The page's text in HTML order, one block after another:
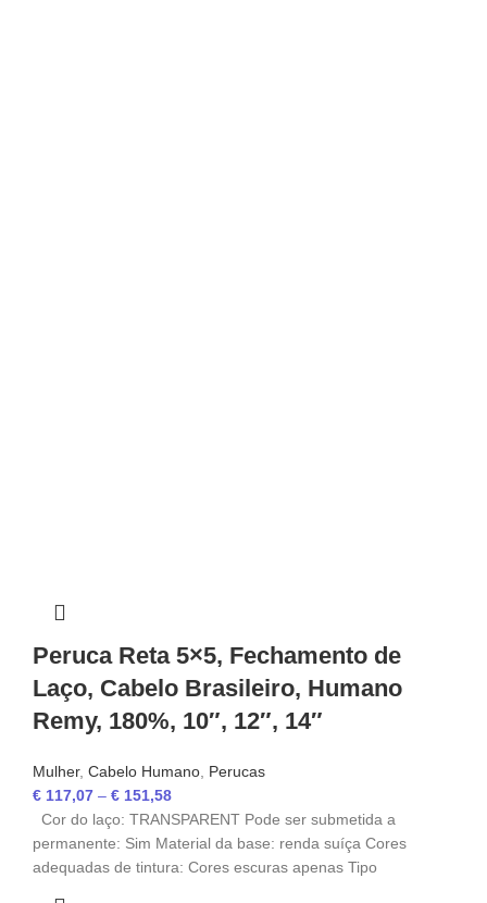
Peruca Reta 5×5, Fechamento de
Laço, Cabelo Brasileiro, Humano
Remy, 180%, 10″, 12″, 14″
Mulher, Cabelo Humano, Perucas
€ 117,07 – € 151,58
Cor do laço: TRANSPARENT Pode ser submetida a
permanente: Sim Material da base: renda suíça Cores
adequadas de tintura: Cores escuras apenas Tipo